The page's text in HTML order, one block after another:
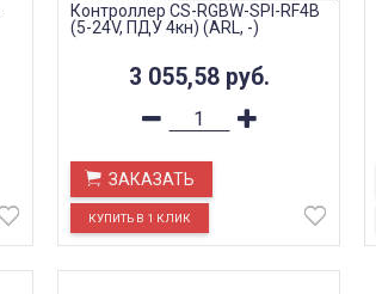
Контроллер CS-RGBW-SPI-RF4B
(5-24V, ПДУ 4кн) (ARL, -)
3 055,58 руб.
ЗАКАЗАТЬ